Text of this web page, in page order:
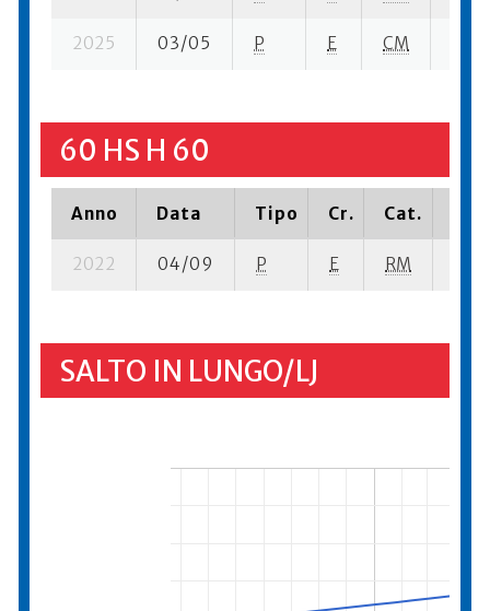
2025 03/05 P E CM
60 HS H 60
Anno Data Tipo Cr. Cat.
2022 04/09 P E RM
SALTO IN LUNGO/LJ